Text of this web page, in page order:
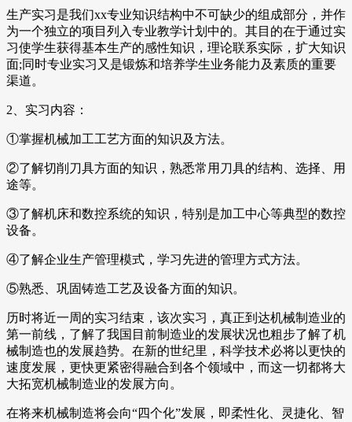
生产实习是我们xx专业知识结构中不可缺少的组成部分，并作
为一个独立的项目列入专业教学计划中的。其目的在于通过实
习使学生获得基本生产的感性知识，理论联系实际，扩大知识
面;同时专业实习又是锻炼和培养学生业务能力及素质的重要
渠道。
2、实习内容：
①掌握机械加工工艺方面的知识及方法。
②了解切削刀具方面的知识，熟悉常用刀具的结构、选择、用
途等。
③了解机床和数控系统的知识，特别是加工中心等典型的数控
设备。
④了解企业生产管理模式，学习先进的管理方式方法。
⑤熟悉、巩固铸造工艺及设备方面的知识。
历时将近一周的实习结束，该次实习，真正到达机械制造业的
第一前线，了解了我国目前制造业的发展状况也粗步了解了机
械制造也的发展趋势。在新的世纪里，科学技术必将以更快的
速度发展，更快更紧密得融合到各个领域中，而这一切都将大
大拓宽机械制造业的发展方向。
在将来机械制造将会向“四个化”发展，即柔性化、灵捷化、智